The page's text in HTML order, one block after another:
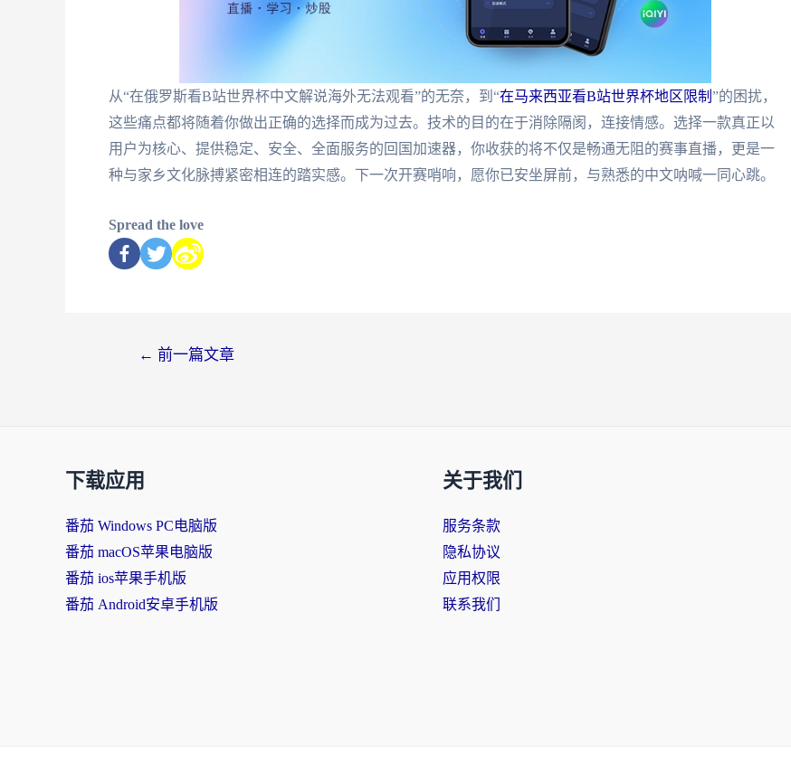
从“在俄罗斯看B站世界杯中文解说海外无法观看”的无奈，到“在马来西亚看B站世界杯地区限制 ”的困扰，
这些痛点都将随着你做出正确的选择而成为过去。技术的目的在于消除隔阂，连接情感。选择一款真正以
用户为核心、提供稳定、安全、全面服务的回国加速器，你收获的将不仅是畅通无阻的赛事直播，更是一
种与家乡文化脉搏紧密相连的踏实感。下一次开赛哨响，愿你已安坐屏前，与熟悉的中文呐喊一同心跳。
Spread the love
← 前一篇文章
下载应用
番茄 Windows PC电脑版
番茄 macOS苹果电脑版
番茄 ios苹果手机版
番茄 Android安卓手机版
关于我们
服务条款
隐私协议
应用权限
联系我们